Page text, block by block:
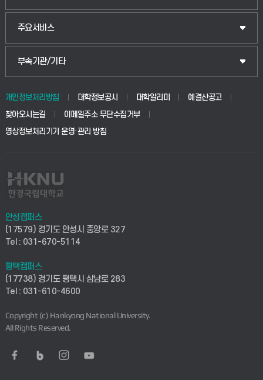
생명공학부
사회안전시스템공학부
컴퓨터응용수학부
ICT로봇기계공학부
전자전기공학부
디자인건축융합학부
AI융합학부
산업대학원
공공정책대학원
교육대학원
주요서비스
입학안내
웹메일
학사시스템(전문학사 및 전공심화)
사이버캠퍼스(전문학사 및 전공심화)
시설바로처리서비스
연구실안전관리시스템
산학연구관리시스템
찾아오시는길(평택)
통학버스안내(안성)
부속기관/기타
중앙도서관
학생생활관(안성)
산학협력단
취업지원센터
창업지원센터
현장실습지원센터
개인정보처리방침 대학정보공시 대학알리미
예결산공고
찾아오시는길
이메일주소 무단수집거부
영상정보처리기기 운영·관리 방침
안성캠퍼스
(17579) 경기도 안성시 중앙로 327
Tel : 031-670-5114
평택캠퍼스
(17738) 경기도 평택시 삼남로 283
Tel : 031-610-4600
Copyright (c) Hankyong National University.
All Rights Reserved.